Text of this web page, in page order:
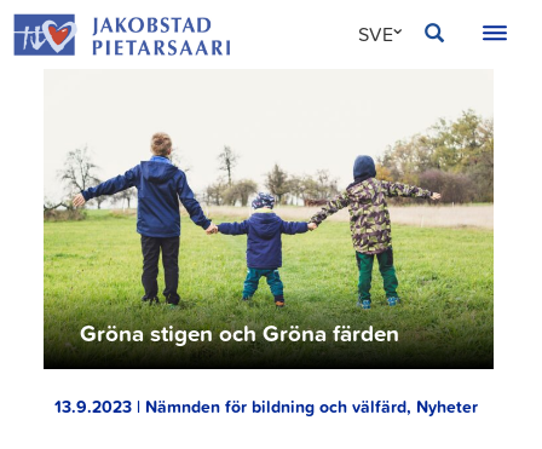
Hoppa
till
SVE
ENG
Gröna stigen och Gröna färden
13.9.2023 | Nämnden för bildning och välfärd, Nyheter